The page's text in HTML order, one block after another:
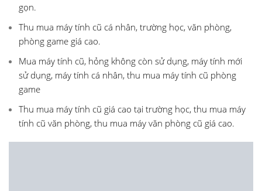
gọn.
Thu mua máy tính cũ cá nhân, trường học, văn phòng,
phòng game giá cao.
Mua máy tính cũ, hỏng không còn sử dụng, máy tính mới
sử dụng, máy tính cá nhân, thu mua máy tính cũ phòng
game
Thu mua máy tính cũ giá cao tại trường học, thu mua máy
tính cũ văn phòng, thu mua máy văn phòng cũ giá cao.